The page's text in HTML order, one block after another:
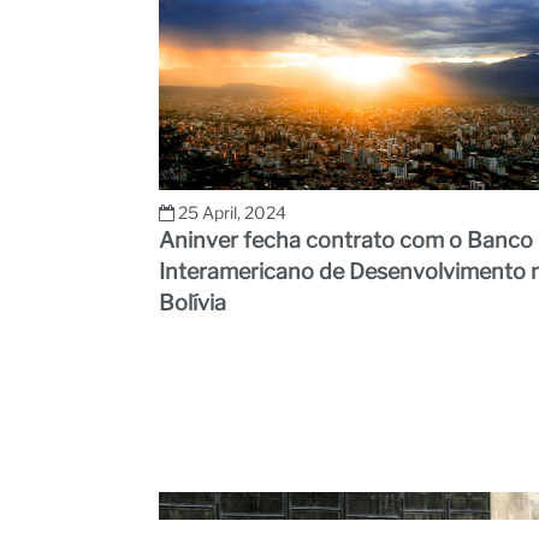
25 April, 2024
Aninver fecha contrato com o Banco
Interamericano de Desenvolvimento
Bolívia